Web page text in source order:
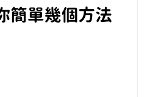
簡單幾個方法